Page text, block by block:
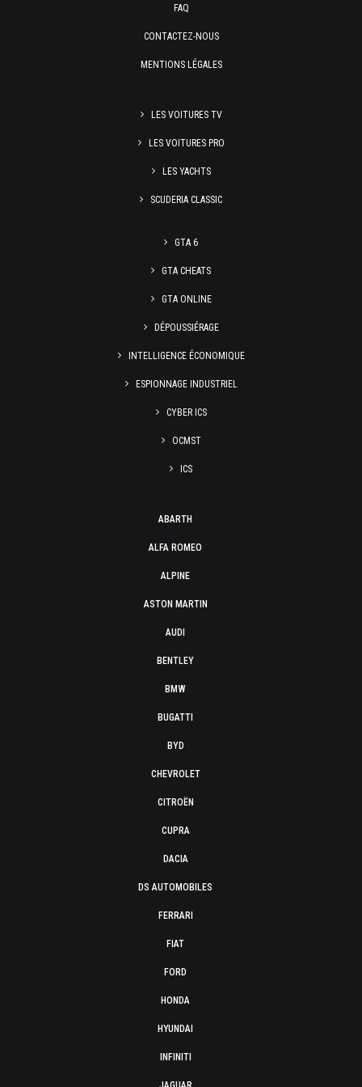
FAQ
CONTACTEZ-NOUS
MENTIONS LÉGALES
LES VOITURES TV
LES VOITURES PRO
LES YACHTS
SCUDERIA CLASSIC
GTA 6
GTA CHEATS
GTA ONLINE
DÉPOUSSIÉRAGE
INTELLIGENCE ÉCONOMIQUE
ESPIONNAGE INDUSTRIEL
CYBER ICS
OCMST
ICS
ABARTH
ALFA ROMEO
ALPINE
ASTON MARTIN
AUDI
BENTLEY
BMW
BUGATTI
BYD
CHEVROLET
CITROËN
CUPRA
DACIA
DS AUTOMOBILES
FERRARI
FIAT
FORD
HONDA
HYUNDAI
INFINITI